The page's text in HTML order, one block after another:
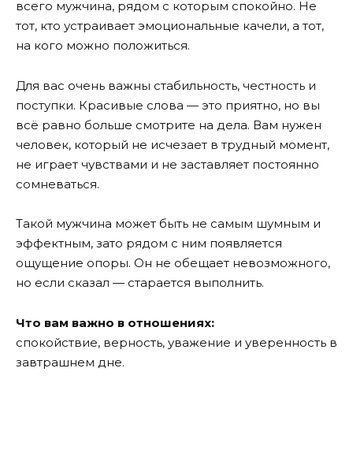
всего мужчина, рядом с которым спокойно. Не
тот, кто устраивает эмоциональные качели, а тот,
на кого можно положиться.
Для вас очень важны стабильность, честность и
поступки. Красивые слова — это приятно, но вы
всё равно больше смотрите на дела. Вам нужен
человек, который не исчезает в трудный момент,
не играет чувствами и не заставляет постоянно
сомневаться.
Такой мужчина может быть не самым шумным и
эффектным, зато рядом с ним появляется
ощущение опоры. Он не обещает невозможного,
но если сказал — старается выполнить.
Что вам важно в отношениях:
спокойствие, верность, уважение и уверенность в
завтрашнем дне.